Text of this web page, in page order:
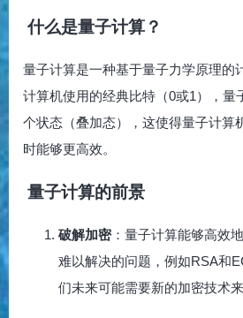
什么是量子计算？
量子计算是一种基于量子力学原理的
计算机使用的经典比特（0或1），量
个状态（叠加态），这使得量子计算
时能够更高效。
量子计算的前景
破解加密：量子计算能够高效
难以解决的问题，例如RSA和
们未来可能需要新的加密技术